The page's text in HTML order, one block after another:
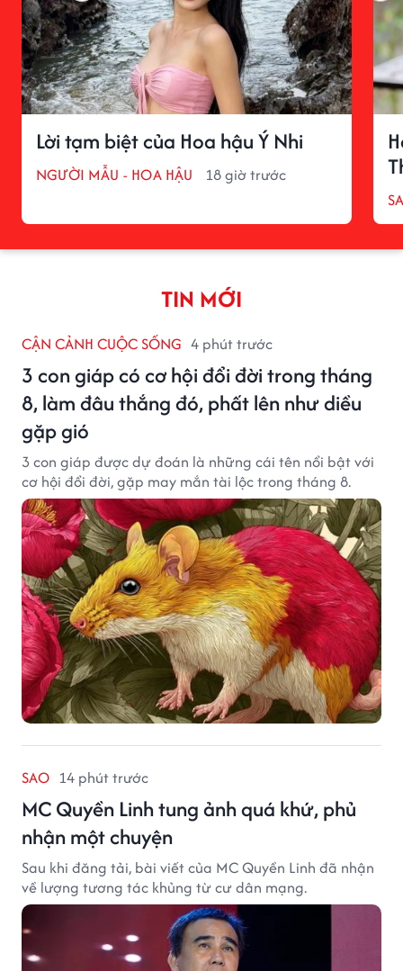
Lời tạm biệt của Hoa hậu Ý Nhi
NGƯỜI MẪU - HOA HẬU 18 giờ trước
TIN MỚI
CẬN CẢNH CUỘC SỐNG 4 phút trước
3 con giáp có cơ hội đổi đời trong tháng
8, làm đâu thắng đó, phất lên như diều
gặp gió
3 con giáp được dự đoán là những cái tên nổi bật với
cơ hội đổi đời, gặp may mắn tài lộc trong tháng 8.
SAO 14 phút trước
MC Quyền Linh tung ảnh quá khứ, phủ
nhận một chuyện
Sau khi đăng tải, bài viết của MC Quyền Linh đã nhận
về lượng tương tác khủng từ cư dân mạng.